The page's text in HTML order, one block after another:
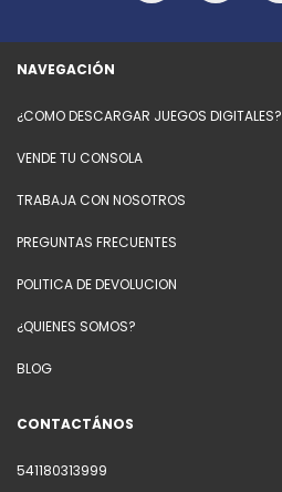
NAVEGACIÓN
¿COMO DESCARGAR JUEGOS DIGITALES?
VENDE TU CONSOLA
TRABAJA CON NOSOTROS
PREGUNTAS FRECUENTES
POLITICA DE DEVOLUCION
¿QUIENES SOMOS?
BLOG
CONTACTÁNOS
541180313999